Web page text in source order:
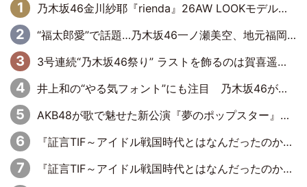
乃木坂46金川紗耶『rienda』26AW LOOKモデルに就任
“福太郎愛”で話題…乃木坂46一ノ瀬美空、地元福岡『めんべい25周年トップサポーター』に就任
3号連続“乃木坂46祭り” ラストを飾るのは賀喜遥香…5年ぶりの登場に「5年分大人になった私を見ていただけたら」
井上和の“やる気フォント”にも注目 乃木坂46が挑んだ書道パフォーマンスの舞台裏
AKB48が歌で魅せた新公演『夢のポップスター』 初日から全身全霊のステージ
『証言TIF～アイドル戦国時代とはなんだったのか～』第6回：でんぱ組.inc・古川未鈴×相沢梨紗「『ハロプロやりたかったな』って言ったら、夢眠ねむさんに『てめえはでんぱ組．incなんだよ！』って肩パンされて(笑)」
『証言TIF～アイドル戦国時代とはなんだったのか～』第11回：私立恵比寿中学・真山りか×安本彩花「TIFで10年ぶりのキョンシーメイクをしたら、場を完全に引かせてしまって。時代が変わったんだなって」